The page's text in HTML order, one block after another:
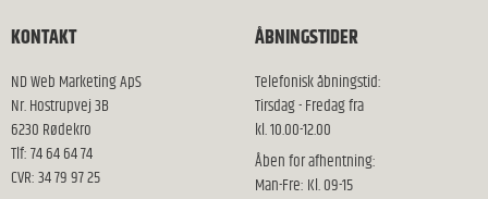
KONTAKT
ND Web Marketing ApS
Nr. Hostrupvej 3B
6230 Rødekro
Tlf: 74 64 64 74
CVR: 34 79 97 25
ÅBNINGSTIDER
Telefonisk åbningstid:
Tirsdag - Fredag fra
kl. 10.00-12.00
Åben for afhentning:
Man-Fre: Kl. 09-15